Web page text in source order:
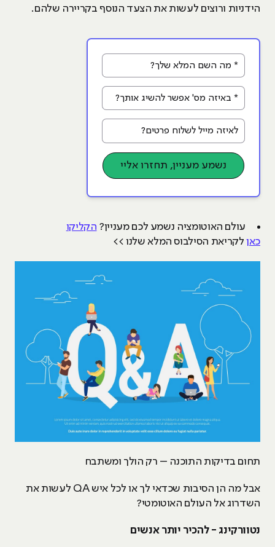
הידניות ורוצים לעשות את הצעד הנוסף בקריירה שלהם.
* מה השם המלא שלך?
* באיזה מס' אפשר להשיג אותך?
לאיזה מייל לשלוח פרטים?
נשמע מעניין, תחזרו אליי
עולם האוטומציה נשמע לכם מעניין? הקליקו
כאןלקריאת הסילבוס המלא שלנו >>
תחום בדיקות התוכנה – רק הולך ומשתבח
אבל מה הן הסיבות שכדאי לך או לכל איש QA לעשות את
השדרוג אל העולם האוטומטי?
נטוורקינג - להכיר יותר אנשים